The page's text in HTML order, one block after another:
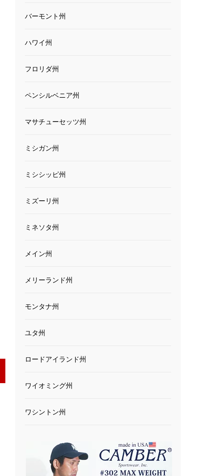
バーモント州
ハワイ州
フロリダ州
ペンシルベニア州
マサチューセッツ州
ミシガン州
ミシシッピ州
ミズーリ州
ミネソタ州
メイン州
メリーランド州
モンタナ州
ユタ州
ロードアイランド州
ワイオミング州
ワシントン州